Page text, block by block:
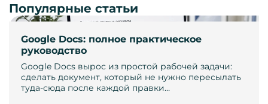
Google Docs: полное практическое
руководство
Google Docs вырос из простой рабочей задачи:
сделать документ, который не нужно пересылать
туда-сюда после каждой правки…
Популярные статьи